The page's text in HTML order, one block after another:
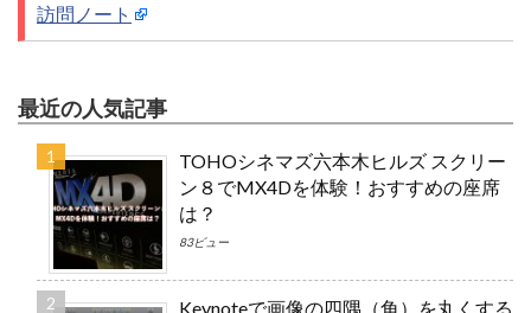
訪問ノート
最近の人気記事
TOHOシネマズ六本木ヒルズ スクリー
ン８でMX4Dを体験！おすすめの座席
は？
83ビュー
Keynoteで画像の四隅（角）を丸くする